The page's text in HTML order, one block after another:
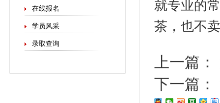
在线报名
学员风采
录取查询
就专业的
茶，也不
上一篇：
下一篇：